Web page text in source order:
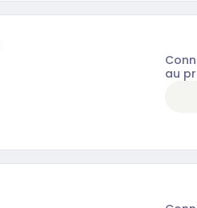
au